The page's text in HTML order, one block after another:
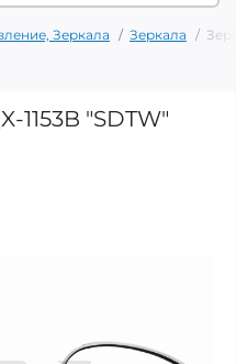
Зеркала Зеркала
1153B "SDTW"